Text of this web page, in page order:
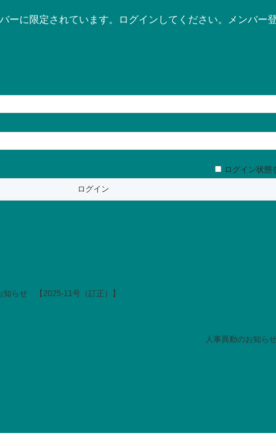
ーに限定されています。ログインしてください。メンバー
ログイン状態
知らせ 【2025-11号（訂正）】
人事異動のお知ら